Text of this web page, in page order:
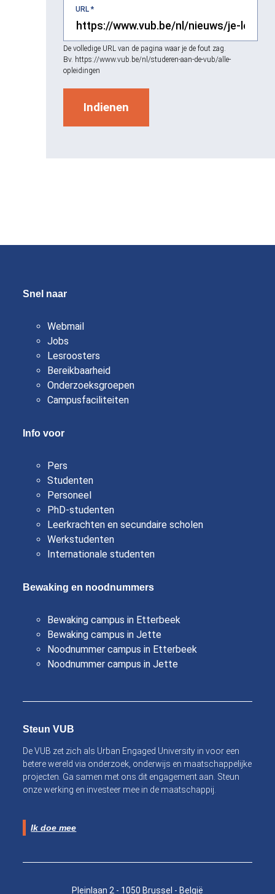
URL*
De volledige URL van de pagina waar je de fout zag.
Bv. https://www.vub.be/nl/studeren-aan-de-vub/alle-
opleidingen
Snel naar
Webmail
Jobs
Lesroosters
Bereikbaarheid
Onderzoeksgroepen
Campusfaciliteiten
Info voor
Pers
Studenten
Personeel
PhD-studenten
Leerkrachten en secundaire scholen
Werkstudenten
Internationale studenten
Bewaking en noodnummers
Bewaking campus in Etterbeek
Bewaking campus in Jette
Noodnummer campus in Etterbeek
Noodnummer campus in Jette
Steun VUB
De VUB zet zich als Urban Engaged University in voor een
betere wereld via onderzoek, onderwijs en maatschappelijke
projecten. Ga samen met ons dit engagement aan. Steun
onze werking en investeer mee in de maatschappij.
Ik doe mee
Pleinlaan 2 - 1050 Brussel - België